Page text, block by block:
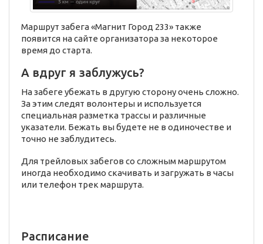
Маршрут забега «Магнит Город 233» также
появится на сайте организатора за некоторое
время до старта.
А вдруг я заблужусь?
На забеге убежать в другую сторону очень сложно.
За этим следят волонтеры и используется
специальная разметка трассы и различные
указатели. Бежать вы будете не в одиночестве и
точно не заблудитесь.
Для трейловых забегов со сложным маршрутом
иногда необходимо скачивать и загружать в часы
или телефон трек маршрута.
Расписание